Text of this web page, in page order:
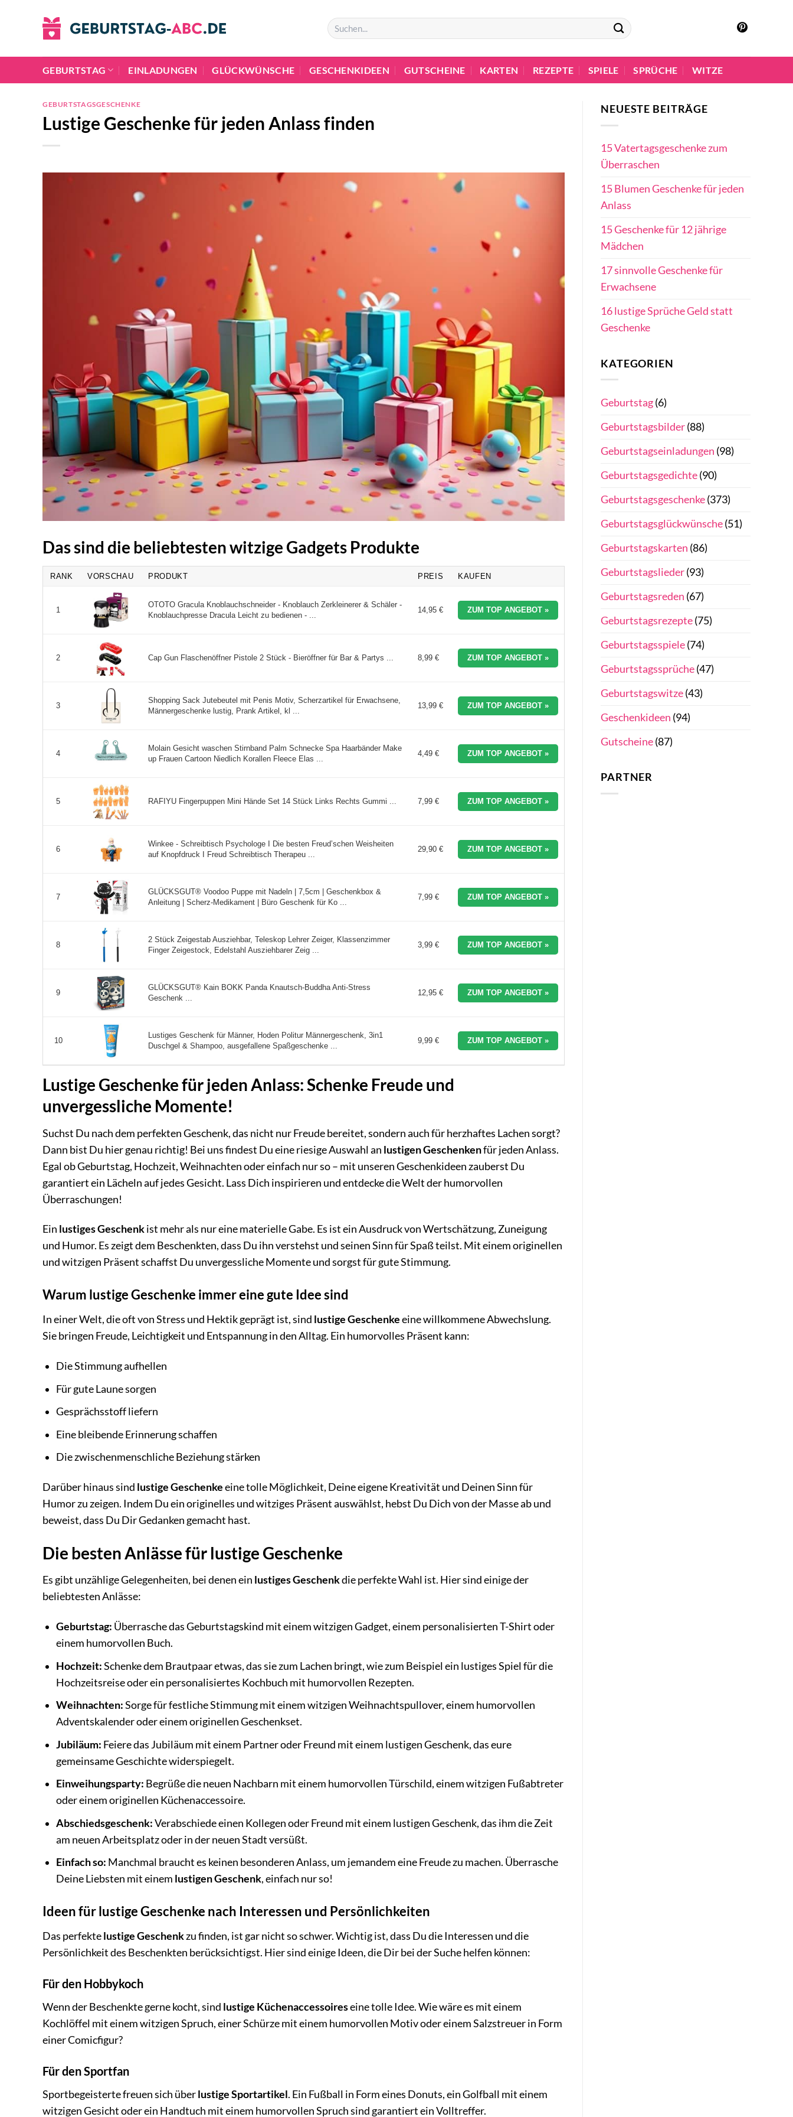
GEBURTSTAG EINLADUNGEN GLÜCKWÜNSCHE GESCHENKIDEEN GUTSCHEINE KARTEN REZEPTE SPIELE SPRÜCHE WITZE
GEBURTSTAGSGESCHENKE
Lustige Geschenke für jeden Anlass finden
Das sind die beliebtesten witzige Gadgets Produkte
RANK VORSCHAU PRODUKT PREIS KAUFEN
1
OTOTO Gracula Knoblauchschneider - Knoblauch Zerkleinerer & Schäler -
Knoblauchpresse Dracula Leicht zu bedienen - ...
14,95 € ZUM TOP ANGEBOT »
2 Cap Gun Flaschenöffner Pistole 2 Stück - Bieröffner für Bar & Partys ... 8,99 € ZUM TOP ANGEBOT »
3
Shopping Sack Jutebeutel mit Penis Motiv, Scherzartikel für Erwachsene,
Männergeschenke lustig, Prank Artikel, kl ...
13,99 € ZUM TOP ANGEBOT »
4
Molain Gesicht waschen Stirnband Palm Schnecke Spa Haarbänder Make
up Frauen Cartoon Niedlich Korallen Fleece Elas ...
4,49 € ZUM TOP ANGEBOT »
5 RAFIYU Fingerpuppen Mini Hände Set 14 Stück Links Rechts Gummi ... 7,99 € ZUM TOP ANGEBOT »
6
Winkee - Schreibtisch Psychologe I Die besten Freud’schen Weisheiten
auf Knopfdruck I Freud Schreibtisch Therapeu ...
29,90 € ZUM TOP ANGEBOT »
7
GLÜCKSGUT® Voodoo Puppe mit Nadeln | 7,5cm | Geschenkbox &
Anleitung | Scherz-Medikament | Büro Geschenk für Ko ...
7,99 € ZUM TOP ANGEBOT »
8
2 Stück Zeigestab Ausziehbar, Teleskop Lehrer Zeiger, Klassenzimmer
Finger Zeigestock, Edelstahl Ausziehbarer Zeig ...
3,99 € ZUM TOP ANGEBOT »
9
GLÜCKSGUT® Kain BOKK Panda Knautsch-Buddha Anti-Stress
Geschenk ...
12,95 € ZUM TOP ANGEBOT »
10
Lustiges Geschenk für Männer, Hoden Politur Männergeschenk, 3in1
Duschgel & Shampoo, ausgefallene Spaßgeschenke ...
9,99 € ZUM TOP ANGEBOT »
Lustige Geschenke für jeden Anlass: Schenke Freude und
unvergessliche Momente!
Suchst Du nach dem perfekten Geschenk, das nicht nur Freude bereitet, sondern auch für herzhaftes Lachen sorgt?
Dann bist Du hier genau richtig! Bei uns findest Du eine riesige Auswahl an lustigen Geschenkenfür jeden Anlass.
Egal ob Geburtstag, Hochzeit, Weihnachten oder einfach nur so – mit unseren Geschenkideen zauberst Du
garantiert ein Lächeln auf jedes Gesicht. Lass Dich inspirieren und entdecke die Welt der humorvollen
Überraschungen!
Ein lustiges Geschenkist mehr als nur eine materielle Gabe. Es ist ein Ausdruck von Wertschätzung, Zuneigung
und Humor. Es zeigt dem Beschenkten, dass Du ihn verstehst und seinen Sinn für Spaß teilst. Mit einem originellen
und witzigen Präsent schaffst Du unvergessliche Momente und sorgst für gute Stimmung.
Warum lustige Geschenke immer eine gute Idee sind
In einer Welt, die oft von Stress und Hektik geprägt ist, sind lustige Geschenkeeine willkommene Abwechslung.
Sie bringen Freude, Leichtigkeit und Entspannung in den Alltag. Ein humorvolles Präsent kann:
Die Stimmung aufhellen
Für gute Laune sorgen
Gesprächsstoff liefern
Eine bleibende Erinnerung schaffen
Die zwischenmenschliche Beziehung stärken
Darüber hinaus sind lustige Geschenkeeine tolle Möglichkeit, Deine eigene Kreativität und Deinen Sinn für
Humor zu zeigen. Indem Du ein originelles und witziges Präsent auswählst, hebst Du Dich von der Masse ab und
beweist, dass Du Dir Gedanken gemacht hast.
Die besten Anlässe für lustige Geschenke
Es gibt unzählige Gelegenheiten, bei denen ein lustiges Geschenkdie perfekte Wahl ist. Hier sind einige der
beliebtesten Anlässe:
Geburtstag: Überrasche das Geburtstagskind mit einem witzigen Gadget, einem personalisierten T-Shirt oder
einem humorvollen Buch.
Hochzeit:Schenke dem Brautpaar etwas, das sie zum Lachen bringt, wie zum Beispiel ein lustiges Spiel für die
Hochzeitsreise oder ein personalisiertes Kochbuch mit humorvollen Rezepten.
Weihnachten:Sorge für festliche Stimmung mit einem witzigen Weihnachtspullover, einem humorvollen
Adventskalender oder einem originellen Geschenkset.
Jubiläum: Feiere das Jubiläum mit einem Partner oder Freund mit einem lustigen Geschenk, das eure
gemeinsame Geschichte widerspiegelt.
Einweihungsparty: Begrüße die neuen Nachbarn mit einem humorvollen Türschild, einem witzigen Fußabtreter
oder einem originellen Küchenaccessoire.
Abschiedsgeschenk:Verabschiede einen Kollegen oder Freund mit einem lustigen Geschenk, das ihm die Zeit
am neuen Arbeitsplatz oder in der neuen Stadt versüßt.
Einfach so: Manchmal braucht es keinen besonderen Anlass, um jemandem eine Freude zu machen. Überrasche
Deine Liebsten mit einem lustigen Geschenk, einfach nur so!
Ideen für lustige Geschenke nach Interessen und Persönlichkeiten
Das perfektelustige Geschenkzu finden, ist gar nicht so schwer. Wichtig ist, dass Du die Interessen und die
Persönlichkeit des Beschenkten berücksichtigst. Hier sind einige Ideen, die Dir bei der Suche helfen können:
Für den Hobbykoch
Wenn der Beschenkte gerne kocht, sind lustige Küchenaccessoireseine tolle Idee. Wie wäre es mit einem
Kochlöffel mit einem witzigen Spruch, einer Schürze mit einem humorvollen Motiv oder einem Salzstreuer in Form
einer Comicfigur?
Für den Sportfan
Sportbegeisterte freuen sich überlustige Sportartikel. Ein Fußball in Form eines Donuts, ein Golfball mit einem
witzigen Gesicht oder ein Handtuch mit einem humorvollen Spruch sind garantiert ein Volltreffer.
NEUESTE BEITRÄGE
15 Vatertagsgeschenke zum
Überraschen
15 Blumen Geschenke für jeden
Anlass
15 Geschenke für 12 jährige
Mädchen
17 sinnvolle Geschenke für
Erwachsene
16 lustige Sprüche Geld statt
Geschenke
KATEGORIEN
Geburtstag(6)
Geburtstagsbilder(88)
Geburtstagseinladungen (98)
Geburtstagsgedichte(90)
Geburtstagsgeschenke(373)
Geburtstagsglückwünsche(51)
Geburtstagskarten (86)
Geburtstagslieder(93)
Geburtstagsreden (67)
Geburtstagsrezepte(75)
Geburtstagsspiele(74)
Geburtstagssprüche(47)
Geburtstagswitze(43)
Geschenkideen (94)
Gutscheine(87)
PARTNER